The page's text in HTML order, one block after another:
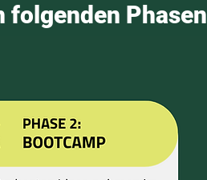
folgenden Phasen